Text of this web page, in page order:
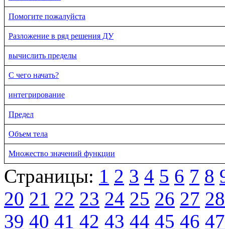
Помогите пожалуйста
Разложение в ряд решения ДУ
вычислить пределы
С чего начать?
интегрирование
Предел
Объем тела
Множество значений функции
Страницы: 1 2 3 4 5 6 7 8
20 21 22 23 24 25 26 27 28
39 40 41 42 43 44 45 46 47